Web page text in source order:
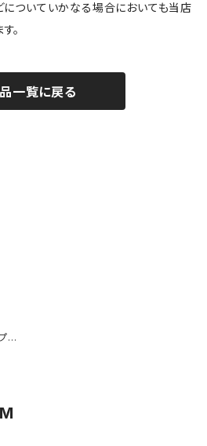
についていかなる場合においても当店
。
一覧に戻る
ン